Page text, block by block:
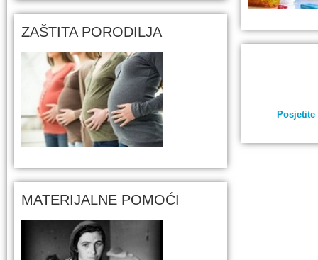
ZAŠTITA PORODILJA
MATERIJALNE POMOĆI
Posjetite